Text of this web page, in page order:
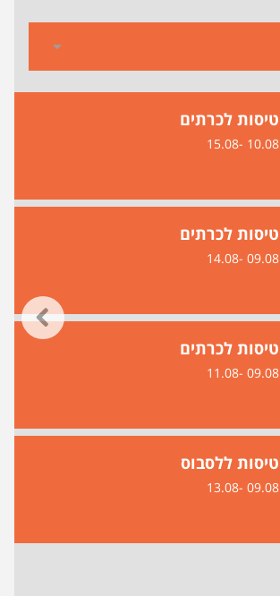
טיסות לכרתים
10.08 -15.08
טיסות לכרתים
09.08 -14.08
טיסות לכרתים
09.08 -11.08
טיסות ללסבוס
09.08 -13.08